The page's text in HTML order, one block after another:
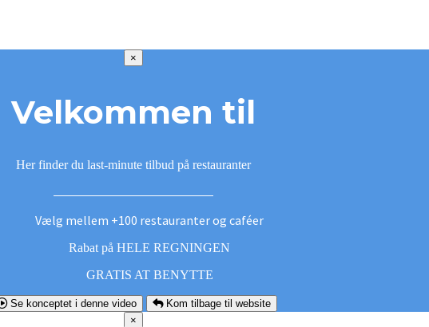
×
Velkommen til
Her finder du last-minute tilbud på restauranter
Vælg mellem +100 restauranter og caféer
Rabat på HELE REGNINGEN
GRATIS AT BENYTTE
Se konceptet i denne video
Kom tilbage til website
×